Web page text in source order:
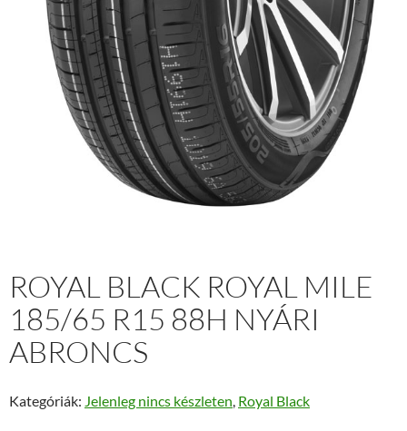
ROYAL BLACK ROYAL MILE
185/65 R15 88H NYÁRI
ABRONCS
Kategóriák: Jelenleg nincs készleten, Royal Black